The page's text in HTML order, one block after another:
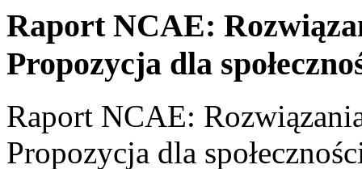
Raport NCAE:
Propozycja dla
Raport NCAE:
Propozycja dla